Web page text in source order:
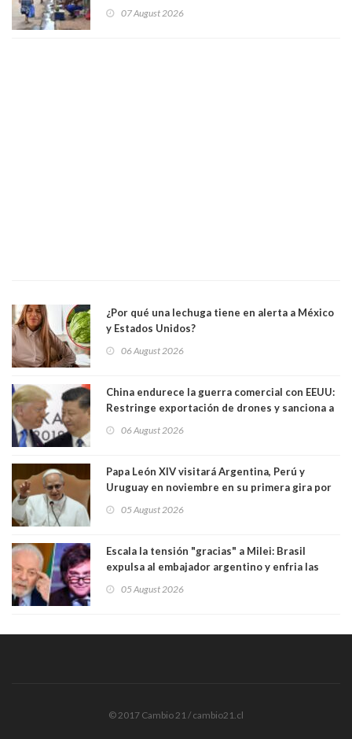
07 August 2026
¿Por qué una lechuga tiene en alerta a México
y Estados Unidos?
06 August 2026
China endurece la guerra comercial con EEUU:
Restringe exportación de drones y sanciona a
06 August 2026
Papa León XIV visitará Argentina, Perú y
Uruguay en noviembre en su primera gira por
05 August 2026
Escala la tensión "gracias" a Milei: Brasil
expulsa al embajador argentino y enfria las
trasandino
05 August 2026
© 2017 Cambio 21 / cambio21.cl